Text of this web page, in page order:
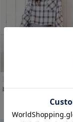
裏地パンツ付スカート